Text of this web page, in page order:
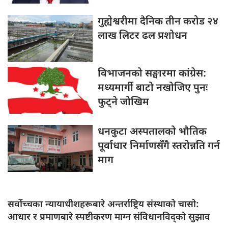
गुह्येश्वरीमा दैनिक तीन करोड २४
लाख लिटर ढल प्रशोधन
विभाजनको सङ्घारमा कांग्रेस:
मध्यमार्गी बाटो नखोजिए पुनः
फुट्ने जोखिम
धनकुटा अस्पतालको भौतिक
पूर्वाधार निर्माणसँगै स्तरोन्नति गर्न
माग
सर्वोच्चका न्यायाधीशहरूबारे अन्तर्राष्ट्रिय संस्थाको चासो:
आधार र प्रमाणबारे स्पष्टीकरण माग्न संविधानविद्को सुझाव